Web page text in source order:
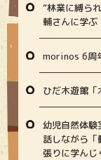
“林業に縛ら
輔さんに学ぶ
morinos 6周
ひだ木遊館
幼児自然体
話しながら
張りに学んじ